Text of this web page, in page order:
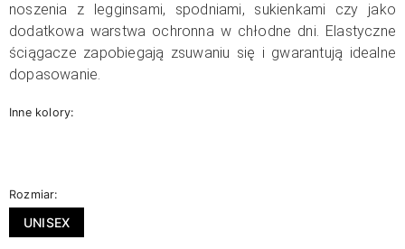
noszenia z legginsami, spodniami, sukienkami czy jako
dodatkowa warstwa ochronna w chłodne dni. Elastyczne
ściągacze zapobiegają zsuwaniu się i gwarantują idealne
dopasowanie.
Inne kolory:
Rozmiar:
UNISEX